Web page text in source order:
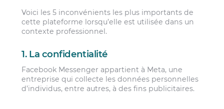
Voici les 5 inconvénients les plus importants de
cette plateforme lorsqu’elle est utilisée dans un
contexte professionnel.
1. La confidentialité
Facebook Messenger appartient à Meta, une
entreprise qui collecte les données personnelles
d’individus, entre autres, à des fins publicitaires.